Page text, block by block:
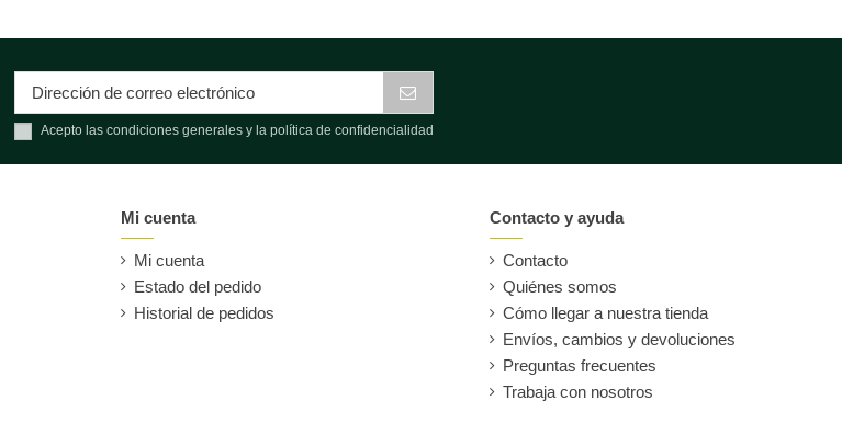
Acepto las condiciones generales y la política de confidencialidad
Mi cuenta
Mi cuenta
Estado del pedido
Historial de pedidos
Contacto y ayuda
Contacto
Quiénes somos
Cómo llegar a nuestra tienda
Envíos, cambios y devoluciones
Preguntas frecuentes
Trabaja con nosotros